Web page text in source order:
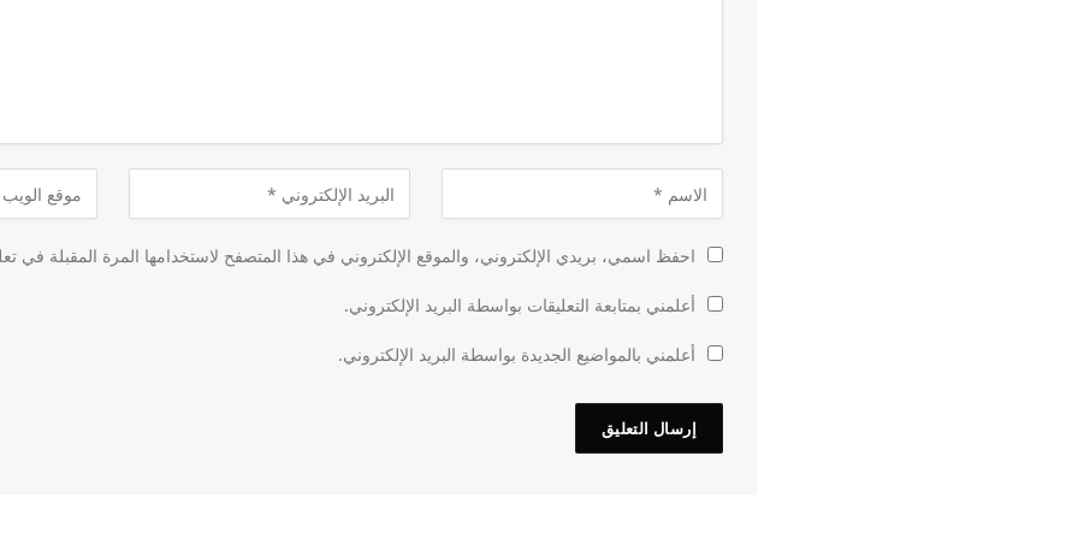
احفظ اسمي، بريدي الإلكتروني، والموقع الإلكتروني في هذا المتصفح لاستخدامها المرة المقبلة في
أعلمني بمتابعة التعليقات بواسطة البريد الإلكتروني.
أعلمني بالمواضيع الجديدة بواسطة البريد الإلكتروني.